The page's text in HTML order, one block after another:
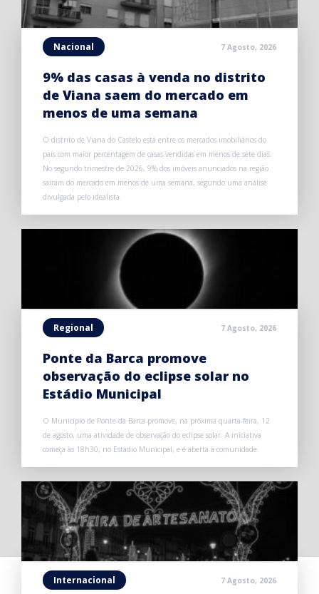
Nacional 7 Agosto, 2026
9% das casas à venda no distrito
de Viana saem do mercado em
menos de uma semana
O distrito de Viana do Castelo está entre os mercados imobiliários do
país com maior percentagem de casas vendidas em menos de sete dias.
No segundo trimestre de 2026, 9% dos imóveis anunciados na região
saíram do mercado em menos de uma semana, segundo uma análise
divulgada pelo idealista.
Regional 7 Agosto, 2026
Ponte da Barca promove
observação do eclipse solar no
Estádio Municipal
O Município de Ponte da Barca promove, na próxima quarta-feira, 12
de agosto, uma atividade de observação do eclipse solar. A iniciativa
começa às 18h30, no Estádio Municipal, e é aberta à comunidade.
Internacional 7 Agosto, 2026